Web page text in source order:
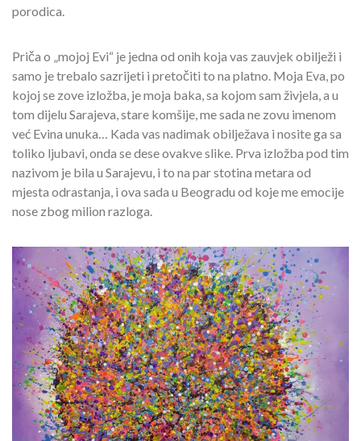
porodica.
Priča o „mojoj Evi“ je jedna od onih koja vas zauvjek obilježi i
samo je trebalo sazrijeti i pretočiti to na platno. Moja Eva, po
kojoj se zove izložba, je moja baka, sa kojom sam živjela, a u
tom dijelu Sarajeva, stare komšije, me sada ne zovu imenom
već Evina unuka… Kada vas nadimak obilježava i nosite ga sa
toliko ljubavi, onda se dese ovakve slike. Prva izložba pod tim
nazivom je bila u Sarajevu, i to na par stotina metara od
mjesta odrastanja, i ova sada u Beogradu od koje me emocije
nose zbog milion razloga.